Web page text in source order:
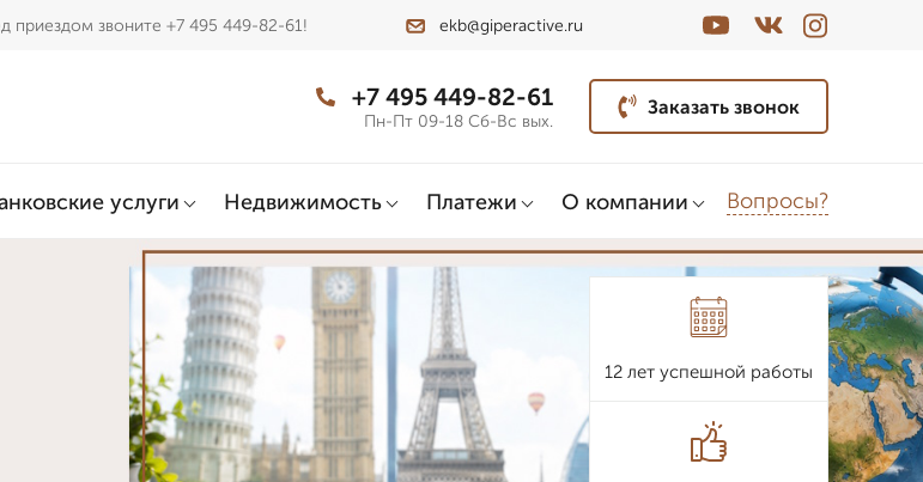
приездом звоните +7 495 449-82-61! ekb@giperactive.ru
+7 495 449-82-61
Пн-Пт 09-18 Сб-Вс вых.
Заказать звонок
услуги Недвижимость Платежи О компании Вопросы?
12 лет успешной работы